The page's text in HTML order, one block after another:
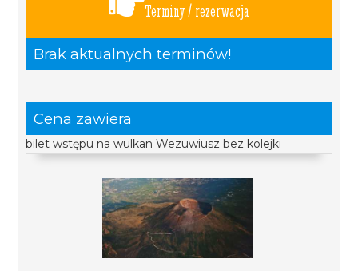
Terminy / rezerwacja
Brak aktualnych terminów!
Cena zawiera
bilet wstępu na wulkan Wezuwiusz bez kolejki